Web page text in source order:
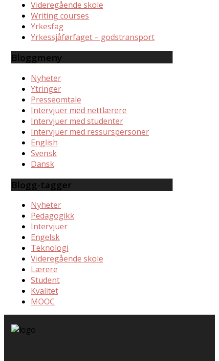
Videregående skole
Writing courses
Yrkesfag
Yrkessjåførfaget – godstransport
Bloggmeny
Nyheter
Ytringer
Presseomtale
Intervjuer med nettlærere
Intervjuer med studenter
Intervjuer med ressurspersoner
English
Svensk
Dansk
Blogg-tagger
Nyheter
Pedagogikk
Intervjuer
Engelsk
Teknologi
Videregående skole
Lærere
Student
Kvalitet
MOOC